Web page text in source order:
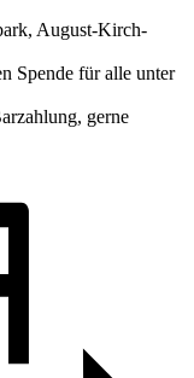
August-Kirch-
Spende für alle unter
gerne